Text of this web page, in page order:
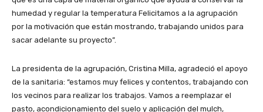
humedad y regular la temperatura Felicitamos a la agrupación
por la motivación que están mostrando, trabajando unidos para
sacar adelante su proyecto”.
La presidenta de la agrupación, Cristina Milla, agradeció el apoyo
de la sanitaria: “estamos muy felices y contentos, trabajando con
los vecinos para realizar los trabajos. Vamos a reemplazar el
pasto, acondicionamiento del suelo y aplicación del mulch,